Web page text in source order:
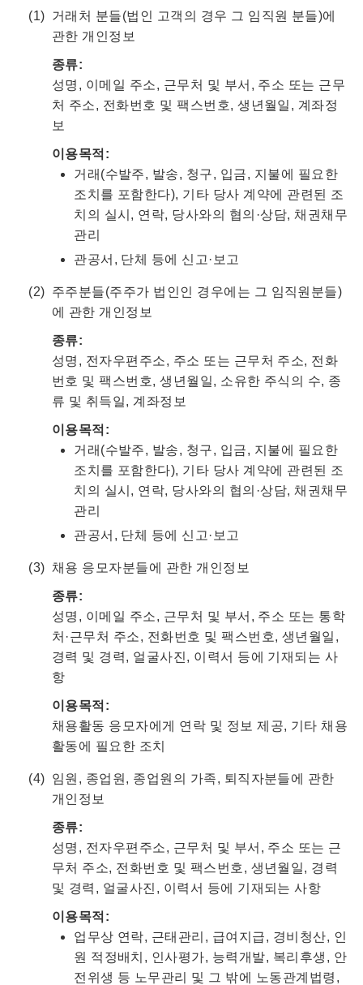
거래처 분들(법인 고객의 경우 그 임직원 분들)에
관한 개인정보
종류:
성명, 이메일 주소, 근무처 및 부서, 주소 또는 근무
처 주소, 전화번호 및 팩스번호, 생년월일, 계좌정
보
이용목적:
거래(수발주, 발송, 청구, 입금, 지불에 필요한
조치를 포함한다), 기타 당사 계약에 관련된 조
치의 실시, 연락, 당사와의 협의·상담, 채권채무
관리
관공서, 단체 등에 신고·보고
주주분들(주주가 법인인 경우에는 그 임직원분들)
에 관한 개인정보
종류:
성명, 전자우편주소, 주소 또는 근무처 주소, 전화
번호 및 팩스번호, 생년월일, 소유한 주식의 수, 종
류 및 취득일, 계좌정보
이용목적:
거래(수발주, 발송, 청구, 입금, 지불에 필요한
조치를 포함한다), 기타 당사 계약에 관련된 조
치의 실시, 연락, 당사와의 협의·상담, 채권채무
관리
관공서, 단체 등에 신고·보고
채용 응모자분들에 관한 개인정보
종류:
성명, 이메일 주소, 근무처 및 부서, 주소 또는 통학
처·근무처 주소, 전화번호 및 팩스번호, 생년월일,
경력 및 경력, 얼굴사진, 이력서 등에 기재되는 사
항
이용목적:
채용활동 응모자에게 연락 및 정보 제공, 기타 채용
활동에 필요한 조치
임원, 종업원, 종업원의 가족, 퇴직자분들에 관한
개인정보
종류:
성명, 전자우편주소, 근무처 및 부서, 주소 또는 근
무처 주소, 전화번호 및 팩스번호, 생년월일, 경력
및 경력, 얼굴사진, 이력서 등에 기재되는 사항
이용목적:
업무상 연락, 근태관리, 급여지급, 경비청산, 인
원 적정배치, 인사평가, 능력개발, 복리후생, 안
전위생 등 노무관리 및 그 밖에 노동관계법령,